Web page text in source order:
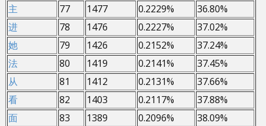
主
77 1477 0.2229%
36.80%
进
78 1476 0.2227%
37.02%
她
79 1426 0.2152%
37.24%
法
80 1419 0.2141%
37.45%
从
81 1412 0.2131%
37.66%
看
82 1403 0.2117%
37.88%
面
83 1389 0.2096%
38.09%